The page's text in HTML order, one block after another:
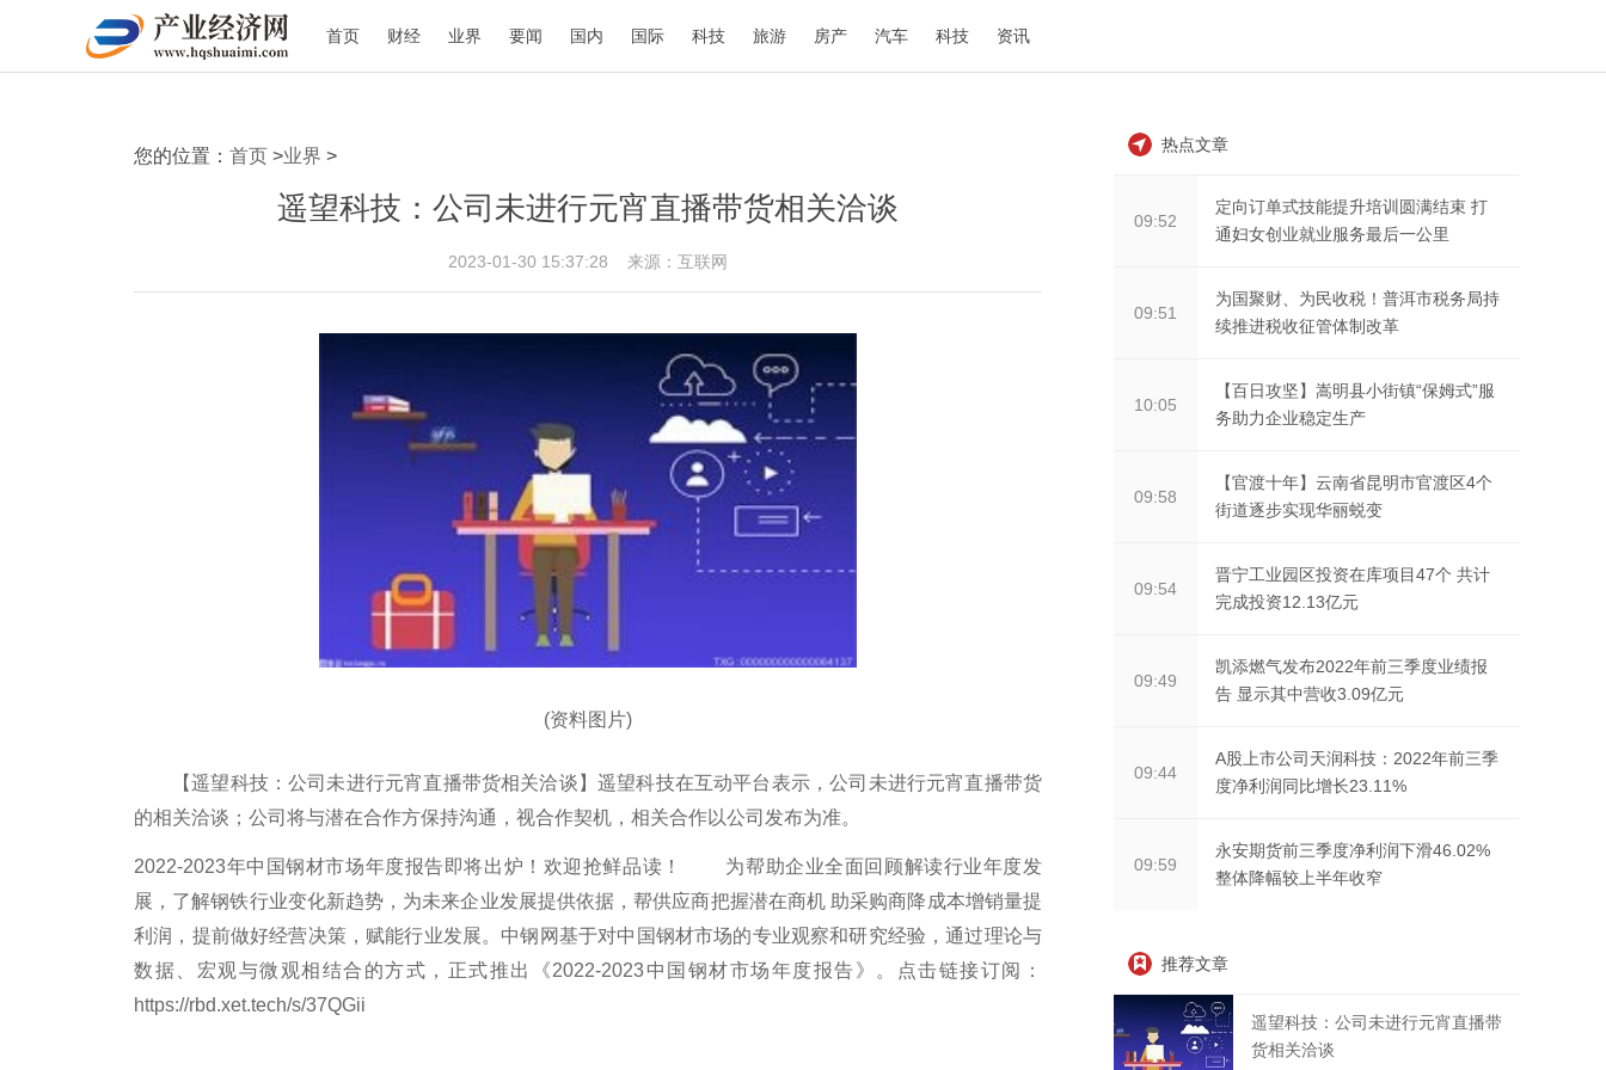
首页 财经 业界 要闻 国内 国际 科技 旅游 房产 汽车 科技 资讯
您的位置： 首页 >业界 >
遥望科技：公司未进行元宵直播带货相关洽谈
2023-01-30 15:37:28 来源：互联网
(资料图片)
【遥望科技：公司未进行元宵直播带货相关洽谈】遥望科技在互动平台表示，公司未进行元宵直播带货
的相关洽谈；公司将与潜在合作方保持沟通，视合作契机，相关合作以公司发布为准。
2022-2023年中国钢材市场年度报告即将出炉！欢迎抢鲜品读！ 为帮助企业全面回顾解读行业年度发
展，了解钢铁行业变化新趋势，为未来企业发展提供依据，帮供应商把握潜在商机 助采购商降成本增销量提
利润，提前做好经营决策，赋能行业发展。中钢网基于对中国钢材市场的专业观察和研究经验，通过理论与
数据、宏观与微观相结合的方式，正式推出《2022-2023中国钢材市场年度报告》。点击链接订阅：
https://rbd.xet.tech/s/37QGii
热点文章
09:52
定向订单式技能提升培训圆满结束 打
通妇女创业就业服务最后一公里
09:51
为国聚财、为民收税！普洱市税务局持
续推进税收征管体制改革
10:05
【百日攻坚】嵩明县小街镇“保姆式”服
务助力企业稳定生产
09:58
【官渡十年】云南省昆明市官渡区4个
街道逐步实现华丽蜕变
09:54
晋宁工业园区投资在库项目47个 共计
完成投资12.13亿元
09:49
凯添燃气发布2022年前三季度业绩报
告 显示其中营收3.09亿元
09:44
A股上市公司天润科技：2022年前三季
度净利润同比增长23.11%
09:59
永安期货前三季度净利润下滑46.02%
整体降幅较上半年收窄
推荐文章
遥望科技：公司未进行元宵直播带
货相关洽谈